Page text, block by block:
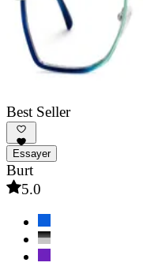
Best Seller
Essayer
Burt
5.0